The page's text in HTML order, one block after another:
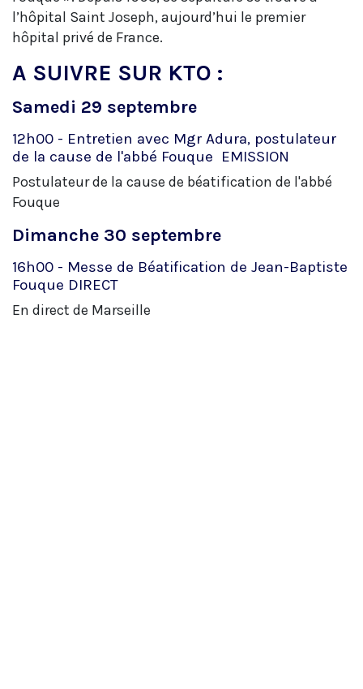
l’hôpital Saint Joseph, aujourd’hui le premier
hôpital privé de France.
A SUIVRE SUR KTO :
Samedi 29 septembre
12h00 - Entretien avec Mgr Adura, postulateur
de la cause de l'abbé Fouque EMISSION
Postulateur de la cause de béatification de l'abbé
Fouque
Dimanche 30 septembre
16h00 - Messe de Béatification de Jean-Baptiste
Fouque DIRECT
En direct de Marseille